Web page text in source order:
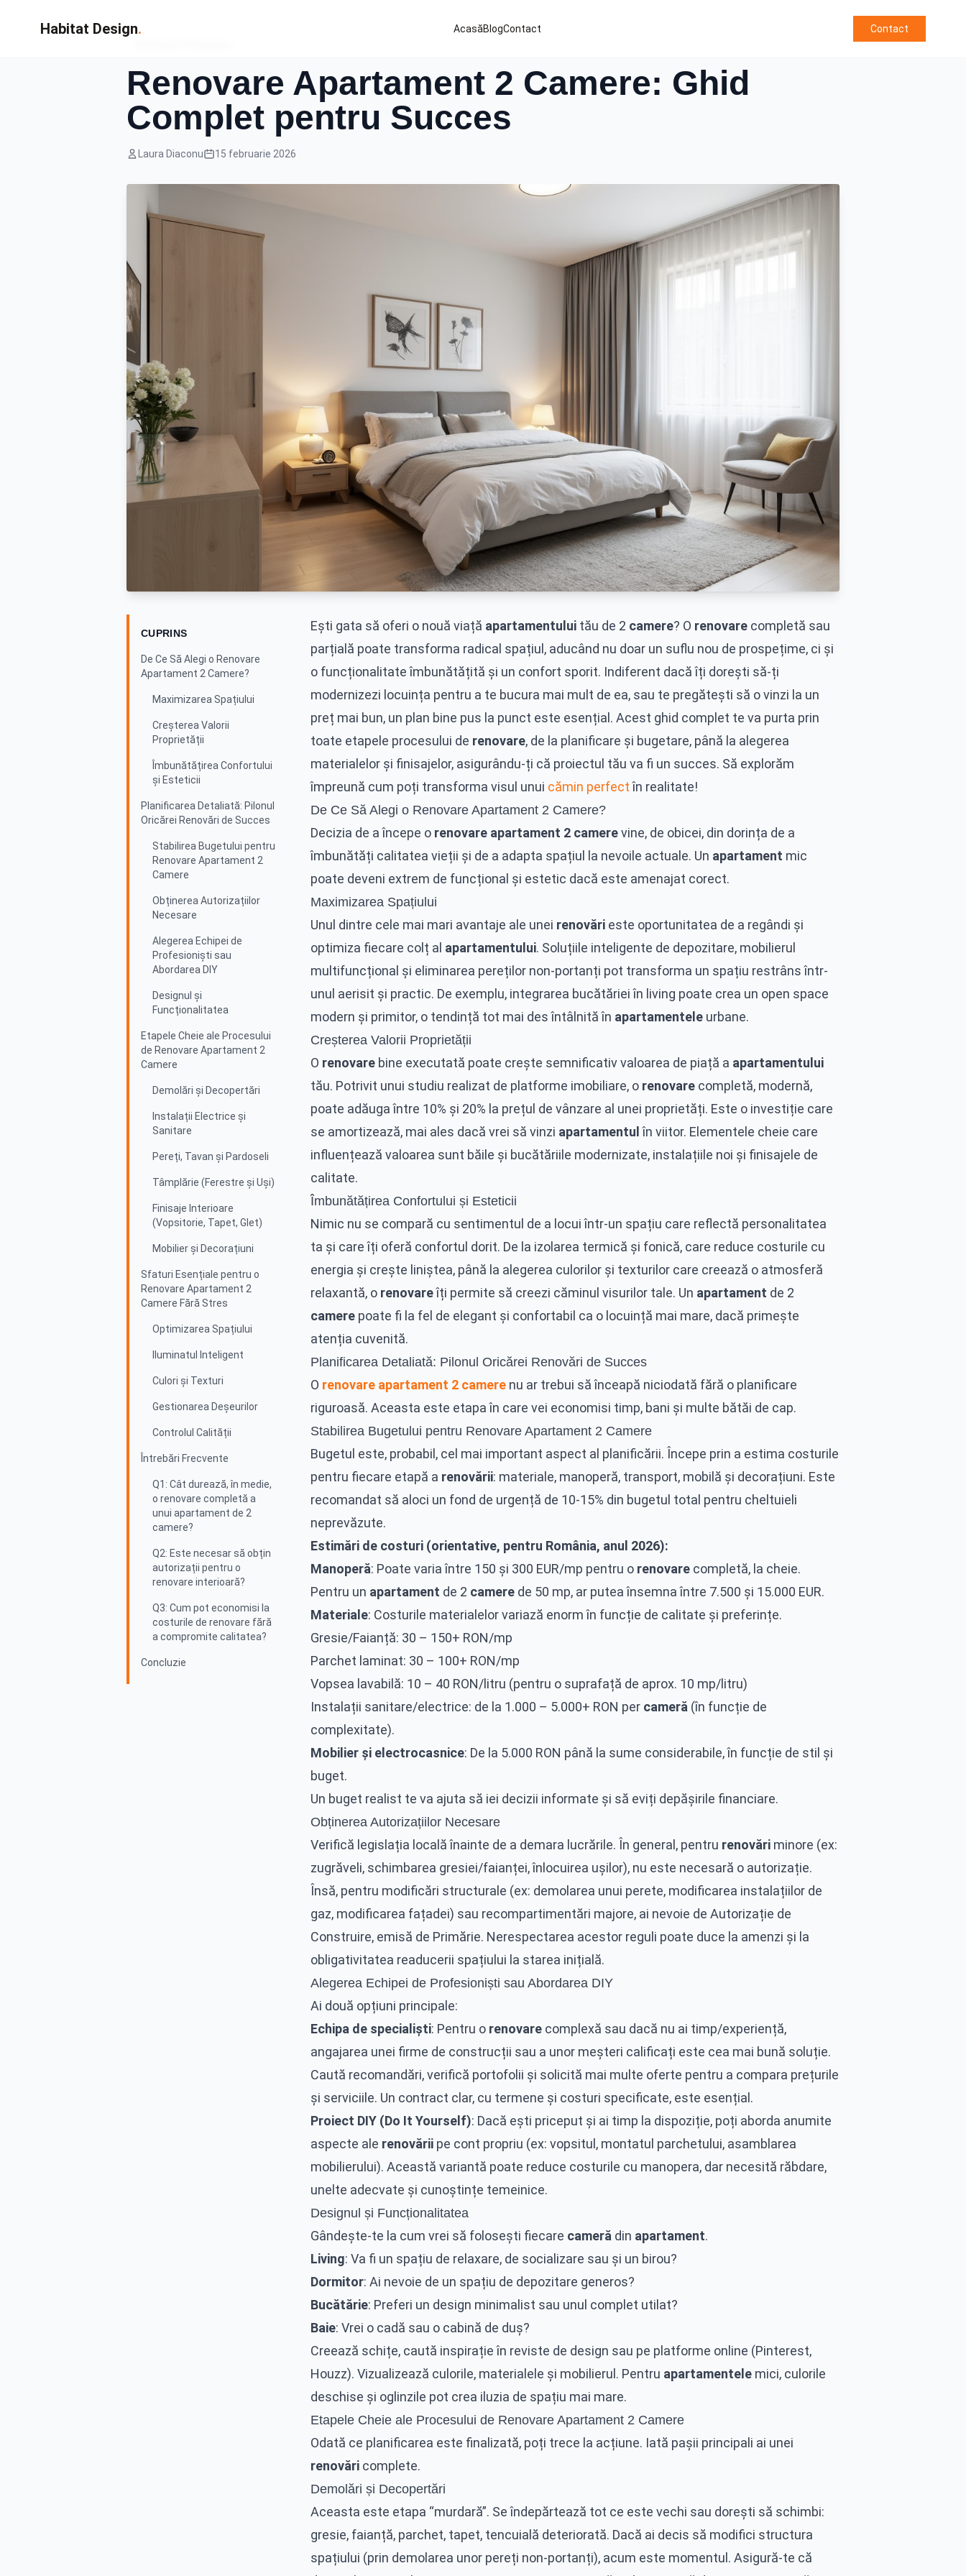
Habitat Design. AcasăBlogContact
Contact
Renovare Apartament 2 Camere: Ghid
Complet pentru Succes
Laura Diaconu 15 februarie 2026
CUPRINS
De Ce Să Alegi o Renovare
Apartament 2 Camere?
Maximizarea Spațiului
Creșterea Valorii
Proprietății
Îmbunătățirea Confortului
și Esteticii
Planificarea Detaliată: Pilonul
Oricărei Renovări de Succes
Stabilirea Bugetului pentru
Renovare Apartament 2
Camere
Obținerea Autorizațiilor
Necesare
Alegerea Echipei de
Profesioniști sau
Abordarea DIY
Designul și
Funcționalitatea
Etapele Cheie ale Procesului
de Renovare Apartament 2
Camere
Demolări și Decopertări
Instalații Electrice și
Sanitare
Pereți, Tavan și Pardoseli
Tâmplărie (Ferestre și Uși)
Finisaje Interioare
(Vopsitorie, Tapet, Glet)
Mobilier și Decorațiuni
Sfaturi Esențiale pentru o
Renovare Apartament 2
Camere Fără Stres
Optimizarea Spațiului
Iluminatul Inteligent
Culori și Texturi
Gestionarea Deșeurilor
Controlul Calității
Întrebări Frecvente
Q1: Cât durează, în medie,
o renovare completă a
unui apartament de 2
camere?
Q2: Este necesar să obțin
autorizații pentru o
renovare interioară?
Q3: Cum pot economisi la
costurile de renovare fără
a compromite calitatea?
Concluzie
Ești gata să oferi o nouă viață apartamentului tău de 2 camere? O renovare completă sau
parțială poate transforma radical spațiul, aducând nu doar un suflu nou de prospețime, ci și
o funcționalitate îmbunătățită și un confort sporit. Indiferent dacă îți dorești să-ți
modernizezi locuința pentru a te bucura mai mult de ea, sau te pregătești să o vinzi la un
preț mai bun, un plan bine pus la punct este esențial. Acest ghid complet te va purta prin
toate etapele procesului de renovare, de la planificare și bugetare, până la alegerea
materialelor și finisajelor, asigurându-ți că proiectul tău va fi un succes. Să explorăm
împreună cum poți transforma visul unui cămin perfectîn realitate!
De Ce Să Alegi o Renovare Apartament 2 Camere?
Decizia de a începe o renovare apartament 2 camerevine, de obicei, din dorința de a
îmbunătăți calitatea vieții și de a adapta spațiul la nevoile actuale. Un apartament mic
poate deveni extrem de funcțional și estetic dacă este amenajat corect.
Maximizarea Spațiului
Unul dintre cele mai mari avantaje ale unei renovări este oportunitatea de a regândi și
optimiza fiecare colț al apartamentului. Soluțiile inteligente de depozitare, mobilierul
multifuncțional și eliminarea pereților non-portanți pot transforma un spațiu restrâns într-
unul aerisit și practic. De exemplu, integrarea bucătăriei în living poate crea un open space
modern și primitor, o tendință tot mai des întâlnită în apartamentele urbane.
Creșterea Valorii Proprietății
O renovare bine executată poate crește semnificativ valoarea de piață a apartamentului
tău. Potrivit unui studiu realizat de platforme imobiliare, o renovare completă, modernă,
poate adăuga între 10% și 20% la prețul de vânzare al unei proprietăți. Este o investiție care
se amortizează, mai ales dacă vrei să vinzi apartamentulîn viitor. Elementele cheie care
influențează valoarea sunt băile și bucătăriile modernizate, instalațiile noi și finisajele de
calitate.
Îmbunătățirea Confortului și Esteticii
Nimic nu se compară cu sentimentul de a locui într-un spațiu care reflectă personalitatea
ta și care îți oferă confortul dorit. De la izolarea termică și fonică, care reduce costurile cu
energia și crește liniștea, până la alegerea culorilor și texturilor care creează o atmosferă
relaxantă, o renovareîți permite să creezi căminul visurilor tale. Un apartament de 2
camere poate fi la fel de elegant și confortabil ca o locuință mai mare, dacă primește
atenția cuvenită.
Planificarea Detaliată: Pilonul Oricărei Renovări de Succes
O renovare apartament 2 camere nu ar trebui să înceapă niciodată fără o planificare
riguroasă. Aceasta este etapa în care vei economisi timp, bani și multe bătăi de cap.
Stabilirea Bugetului pentru Renovare Apartament 2 Camere
Bugetul este, probabil, cel mai important aspect al planificării. Începe prin a estima costurile
pentru fiecare etapă a renovării: materiale, manoperă, transport, mobilă și decorațiuni. Este
recomandat să aloci un fond de urgență de 10-15% din bugetul total pentru cheltuieli
neprevăzute.
Estimări de costuri (orientative, pentru România, anul 2026):
Manoperă: Poate varia între 150 și 300 EUR/mp pentru o renovare completă, la cheie.
Pentru un apartament de 2 camere de 50 mp, ar putea însemna între 7.500 și 15.000 EUR.
Materiale: Costurile materialelor variază enorm în funcție de calitate și preferințe.
Gresie/Faianță: 30 – 150+ RON/mp
Parchet laminat: 30 – 100+ RON/mp
Vopsea lavabilă: 10 – 40 RON/litru (pentru o suprafață de aprox. 10 mp/litru)
Instalații sanitare/electrice: de la 1.000 – 5.000+ RON per cameră (în funcție de
complexitate).
Mobilier și electrocasnice: De la 5.000 RON până la sume considerabile, în funcție de stil și
buget.
Un buget realist te va ajuta să iei decizii informate și să eviți depășirile financiare.
Obținerea Autorizațiilor Necesare
Verifică legislația locală înainte de a demara lucrările. În general, pentru renovări minore (ex:
zugrăveli, schimbarea gresiei/faianței, înlocuirea ușilor), nu este necesară o autorizație.
Însă, pentru modificări structurale (ex: demolarea unui perete, modificarea instalațiilor de
gaz, modificarea fațadei) sau recompartimentări majore, ai nevoie de Autorizație de
Construire, emisă de Primărie. Nerespectarea acestor reguli poate duce la amenzi și la
obligativitatea readucerii spațiului la starea inițială.
Alegerea Echipei de Profesioniști sau Abordarea DIY
Ai două opțiuni principale:
Echipa de specialiști: Pentru o renovare complexă sau dacă nu ai timp/experiență,
angajarea unei firme de construcții sau a unor meșteri calificați este cea mai bună soluție.
Caută recomandări, verifică portofolii și solicită mai multe oferte pentru a compara prețurile
și serviciile. Un contract clar, cu termene și costuri specificate, este esențial.
Proiect DIY (Do It Yourself): Dacă ești priceput și ai timp la dispoziție, poți aborda anumite
aspecte ale renovării pe cont propriu (ex: vopsitul, montatul parchetului, asamblarea
mobilierului). Această variantă poate reduce costurile cu manopera, dar necesită răbdare,
unelte adecvate și cunoștințe temeinice.
Designul și Funcționalitatea
Gândește-te la cum vrei să folosești fiecare cameră din apartament.
Living: Va fi un spațiu de relaxare, de socializare sau și un birou?
Dormitor: Ai nevoie de un spațiu de depozitare generos?
Bucătărie: Preferi un design minimalist sau unul complet utilat?
Baie: Vrei o cadă sau o cabină de duș?
Creează schițe, caută inspirație în reviste de design sau pe platforme online (Pinterest,
Houzz). Vizualizează culorile, materialele și mobilierul. Pentru apartamentele mici, culorile
deschise și oglinzile pot crea iluzia de spațiu mai mare.
Etapele Cheie ale Procesului de Renovare Apartament 2 Camere
Odată ce planificarea este finalizată, poți trece la acțiune. Iată pașii principali ai unei
renovări complete.
Demolări și Decopertări
Aceasta este etapa “murdară”. Se îndepărtează tot ce este vechi sau dorești să schimbi:
gresie, faianță, parchet, tapet, tencuială deteriorată. Dacă ai decis să modifici structura
spațiului (prin demolarea unor pereți non-portanți), acum este momentul. Asigură-te că